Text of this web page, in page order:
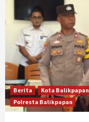
Berita
Kota Balikpapan
Polresta Balikpapan